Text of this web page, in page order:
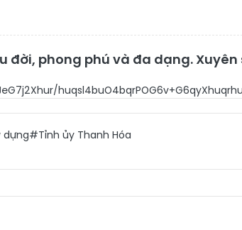
phong phú và đa dạng.
#Tỉnh ủy Thanh Hóa